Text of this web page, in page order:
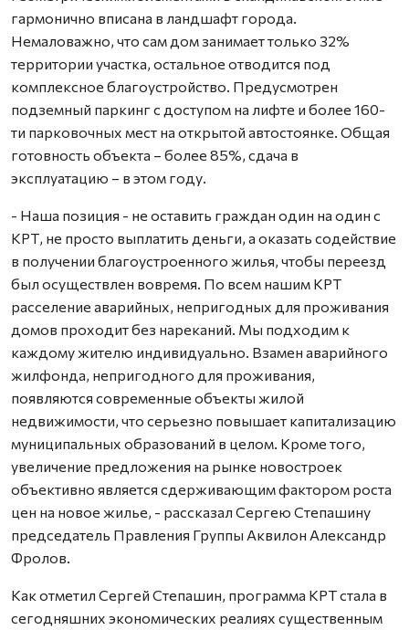
гармонично вписана в ландшафт города.
Немаловажно, что сам дом занимает только 32%
территории участка, остальное отводится под
комплексное благоустройство. Предусмотрен
подземный паркинг с доступом на лифте и более 160-
ти парковочных мест на открытой автостоянке. Общая
готовность объекта – более 85%, сдача в
эксплуатацию – в этом году.
- Наша позиция - не оставить граждан один на один с
КРТ, не просто выплатить деньги, а оказать содействие
в получении благоустроенного жилья, чтобы переезд
был осуществлен вовремя. По всем нашим КРТ
расселение аварийных, непригодных для проживания
домов проходит без нареканий. Мы подходим к
каждому жителю индивидуально. Взамен аварийного
жилфонда, непригодного для проживания,
появляются современные объекты жилой
недвижимости, что серьезно повышает капитализацию
муниципальных образований в целом. Кроме того,
увеличение предложения на рынке новостроек
объективно является сдерживающим фактором роста
цен на новое жилье, - рассказал Сергею Степашину
председатель Правления Группы Аквилон Александр
Фролов.
Как отметил Сергей Степашин, программа КРТ стала в
сегодняшних экономических реалиях существенным